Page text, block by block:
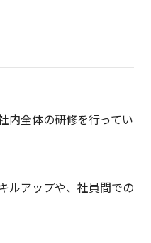
内全体の研修を行ってい
ルアップや、社員間での